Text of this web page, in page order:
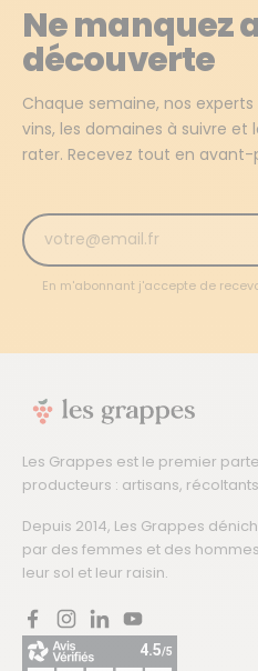
Ne manquez
découverte
Chaque semaine, nos
vins, les domaines à suivre et
rater. Recevez tout en avant-
En m'abonnant j'accepte de
Les Grappes est le premier
producteurs : artisans,
Depuis 2014, Les Grappes
par des femmes et des
leur sol et leur raisin.
FacebookInstagram
LinkedInYouTube